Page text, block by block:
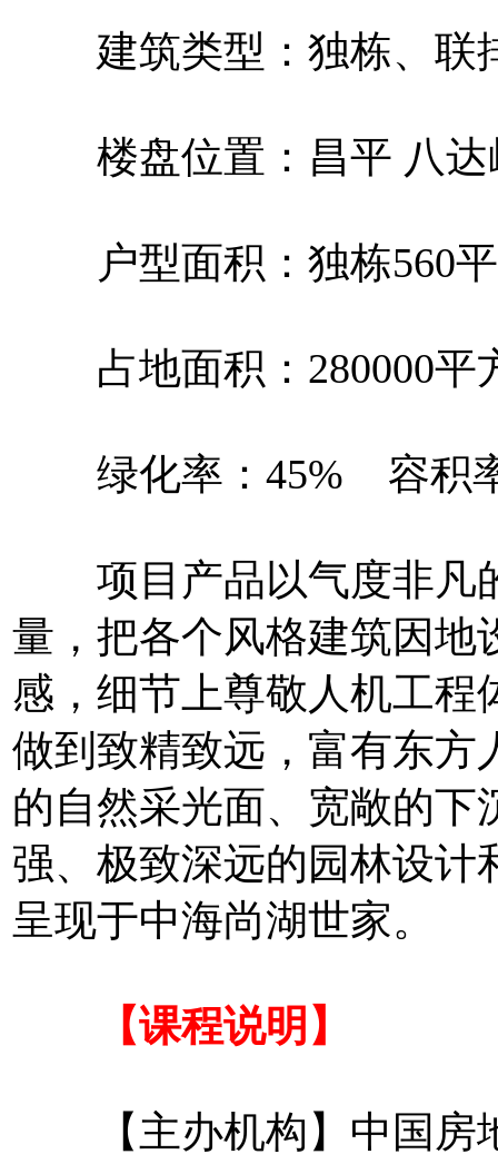
建筑类型：独栋、联
楼盘位置：昌平 八达
户型面积：独栋560平
占地面积：280000平
绿化率：45% 容积
项目产品以气度非凡
量，把各个风格建筑因地
感，细节上尊敬人机工程
做到致精致远，富有东方
的自然采光面、宽敞的下
强、极致深远的园林设计
呈现于中海尚湖世家。
【课程说明】
【主办机构】中国房